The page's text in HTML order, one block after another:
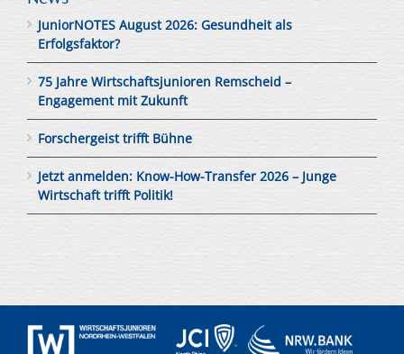
JuniorNOTES August 2026: Gesundheit als
Erfolgsfaktor?
75 Jahre Wirtschaftsjunioren Remscheid –
Engagement mit Zukunft
Forschergeist trifft Bühne
Jetzt anmelden: Know-How-Transfer 2026 – Junge
Wirtschaft trifft Politik!